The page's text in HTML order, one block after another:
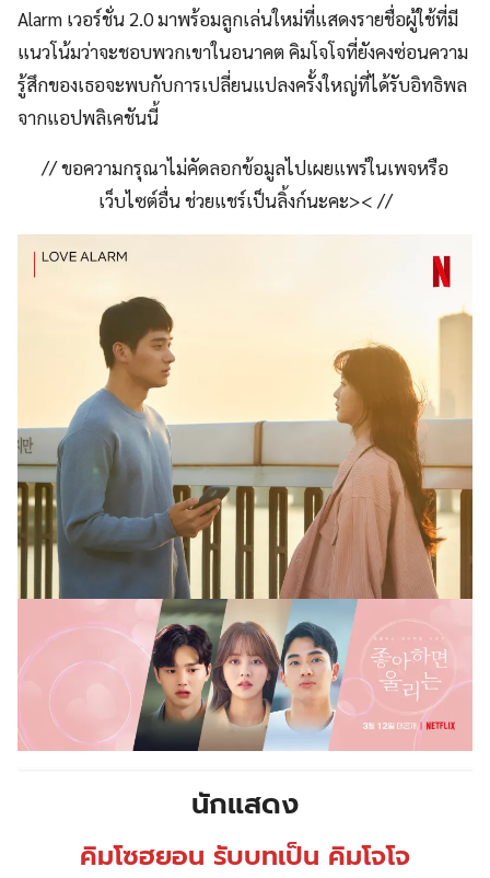
Alarm เวอร์ชั่น 2.0 มาพร้อมลูกเล่นใหม่ที่แสดงรายชื่อผู้ใช้ที่มี
แนวโน้มว่าจะชอบพวกเขาในอนาคต คิมโจโจที่ยังคงซ่อนความ
รู้สึกของเธอจะพบกับการเปลี่ยนแปลงครั้งใหญ่ที่ได้รับอิทธิพล
จากแอปพลิเคชันนี้
// ขอความกรุณาไม่คัดลอกข้อมูลไปเผยแพร่ในเพจหรือ
เว็บไซต์อื่น ช่วยแชร์เป็นลิ้งก์นะคะ>< //
นักแสดง
คิมโซฮยอน รับบทเป็น คิมโจโจ